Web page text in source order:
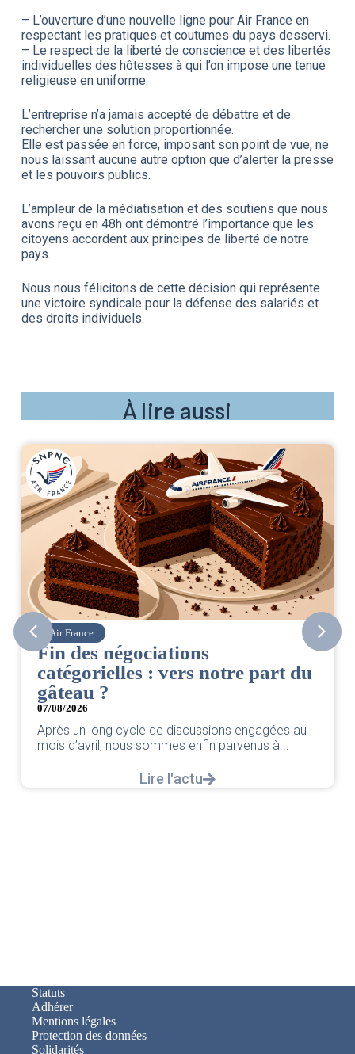
– L’ouverture d’une nouvelle ligne pour Air France en
respectant les pratiques et coutumes du pays desservi.
– Le respect de la liberté de conscience et des libertés
individuelles des hôtesses à qui l’on impose une tenue
religieuse en uniforme.
L’entreprise n’a jamais accepté de débattre et de
rechercher une solution proportionnée.
Elle est passée en force, imposant son point de vue, ne
nous laissant aucune autre option que d’alerter la presse
et les pouvoirs publics.
L’ampleur de la médiatisation et des soutiens que nous
avons reçu en 48h ont démontré l’importance que les
citoyens accordent aux principes de liberté de notre
pays.
Nous nous félicitons de cette décision qui représente
une victoire syndicale pour la défense des salariés et
des droits individuels.
À lire aussi
Air France
Fin des négociations
catégorielles : vers notre part du
gâteau ?
07/08/2026
Après un long cycle de discussions engagées au
mois d’avril, nous sommes enfin parvenus à...
Lire l'actu
Statuts
Adhérer
Mentions légales
Protection des données
Solidarités